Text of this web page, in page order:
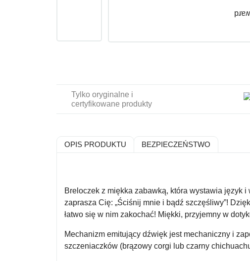
Tylko oryginalne i
certyfikowane produkty
OPIS PRODUKTU BEZPIECZEŃSTWO
Breloczek z miękka zabawką, która wystawia język i
zaprasza Cię: „Ściśnij mnie i bądź szczęśliwy”!
łatwo się w nim zakochać! Miękki, przyjemny w
Mechanizm emitujący dźwięk jest mechaniczny i
szczeniaczków (brązowy corgi lub czarny